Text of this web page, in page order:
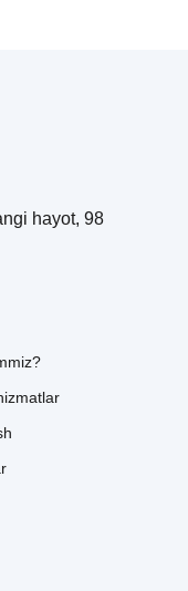
hayot, 98